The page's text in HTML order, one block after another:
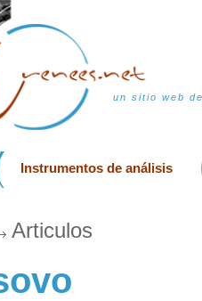
un sitio web
Instrumentos de análisis
Articulos